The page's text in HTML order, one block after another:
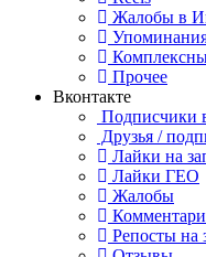
Жалобы в
Прочее
Вконтакте
Подписчики
Друзья /
Лайки на
Лайки ГЕО
Жалобы
Репосты на